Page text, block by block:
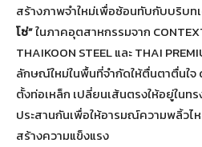
สร้างภาพจำใหม่เพื่อซ้อนทับกับบริบท
โซ่”ในภาคอุตสาหกรรมจาก
THAIKOON STEEL และ THAI
ลักษณ์ใหม่ในพื้นที่จำกัดให้ตื่นตาตื่นใ
ตั้งท่อเหล็ก เปลี่ยนเส้นตรงให้อยู่ในท
ประสานกันเพื่อให้อารมณ์ความพลิ้ว
สร้างความแข็งแรง